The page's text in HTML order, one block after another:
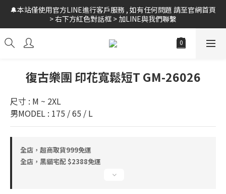
🚛全館 滿$999 超商免運 // 黑貓宅配 $2388 免運 // 新會員領$10購
物金
🔔本站僅使用官方LINE進行客戶服務 , 如有任何問題 請至官網首頁
> 右下方紅色對話框 > 加LINE與我們聯繫
🚛全館 滿$999 超商免運 // 黑貓宅配 $2388 免運 // 新會員領$10購
物金
復古樂團 印花寬鬆短T GM-26026
尺寸 : M ~ 2XL
男MODEL : 175 / 65 / L
全店，超商取貨999免運
全店，黑貓宅配 $2388免運